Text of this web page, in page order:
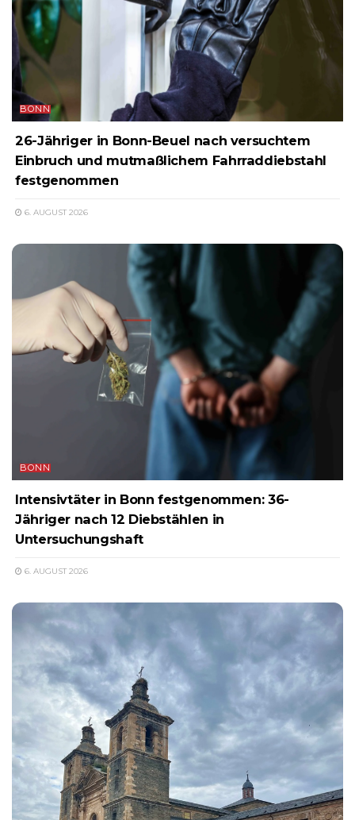
BONN
26-Jähriger in Bonn-Beuel nach versuchtem
Einbruch und mutmaßlichem Fahrraddiebstahl
festgenommen
6. AUGUST 2026
BONN
Intensivtäter in Bonn festgenommen: 36-
Jähriger nach 12 Diebstählen in
Untersuchungshaft
6. AUGUST 2026